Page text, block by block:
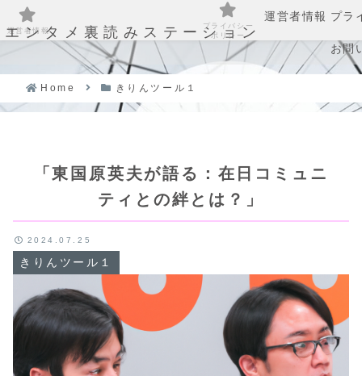
エンタメ裏読みステーション
運営者情報 プラ
お問
Home きりんツール１
「東国原英夫が語る：在日コミュニ
ティとの絆とは？」
きりんツール１
2024.07.25
運営者情報
プライバシー
ポリシー